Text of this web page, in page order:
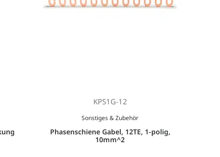
KPS1G-12
Sonstiges & Zubehör
Phasenschiene Gabel, 12TE, 1-polig,
10mm^2